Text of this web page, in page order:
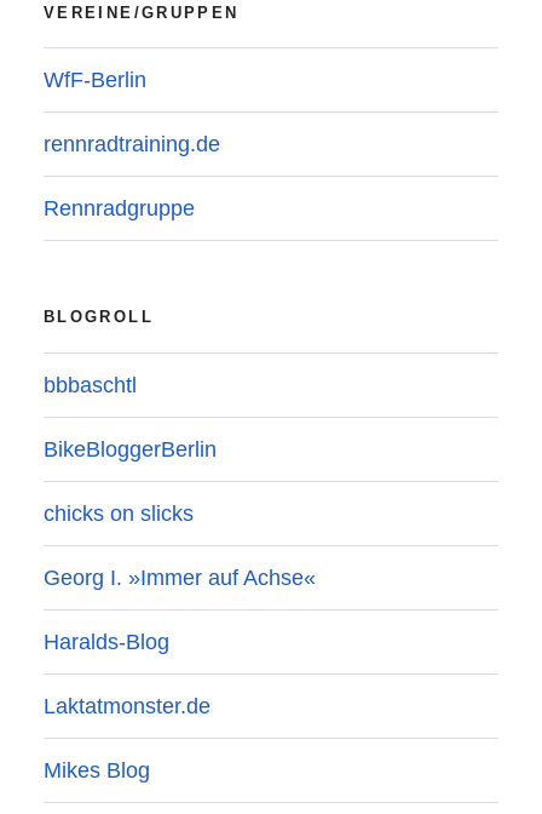
VEREINE/GRUPPEN
WfF-Berlin
rennradtraining.de
Rennradgruppe
BLOGROLL
bbbaschtl
BikeBloggerBerlin
chicks on slicks
Georg I. »Immer auf Achse«
Haralds-Blog
Laktatmonster.de
Mikes Blog